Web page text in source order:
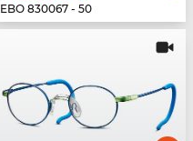
EBO 830067 - 50